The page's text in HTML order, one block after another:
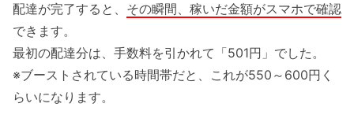
配達が完了すると、 その瞬間、稼いだ金額がスマホで確認
できます。
最初の配達分は、手数料を引かれて「501円」でした。
※ブーストされている時間帯だと、これが550～600円く
らいになります。